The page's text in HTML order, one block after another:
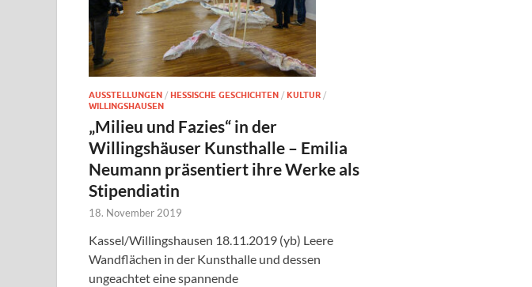
AUSSTELLUNGEN / HESSISCHE GESCHICHTEN / KULTUR /
WILLINGSHAUSEN
„Milieu und Fazies“ in der
Willingshäuser Kunsthalle – Emilia
Neumann präsentiert ihre Werke als
Stipendiatin
18. November 2019
Kassel/Willingshausen 18.11.2019 (yb) Leere
Wandflächen in der Kunsthalle und dessen
ungeachtet eine spannende